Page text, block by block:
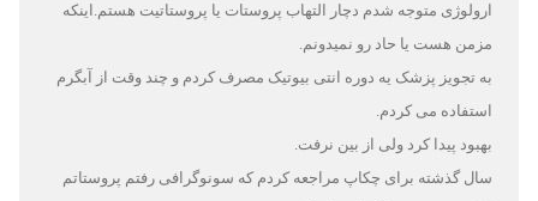
ارولوژی متوجه شدم دچار التهاب پروستات یا پروستاتیت هستم.اینکه
مزمن هست یا حاد رو نمیدونم.
به تجویز پزشک یه دوره انتی بیوتیک مصرف کردم و چند وقت از آبگرم
استفاده می کردم.
بهبود پیدا کرد ولی از بین نرفت.
سال گذشته برای چکاپ مراجعه کردم که سونوگرافی رفتم پروستاتم